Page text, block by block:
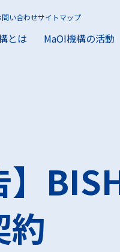
問い合わせサイトマップ
とは MaOI機構の活動
海洋微生物ライブラリ
興味をお持ちの方
】
約